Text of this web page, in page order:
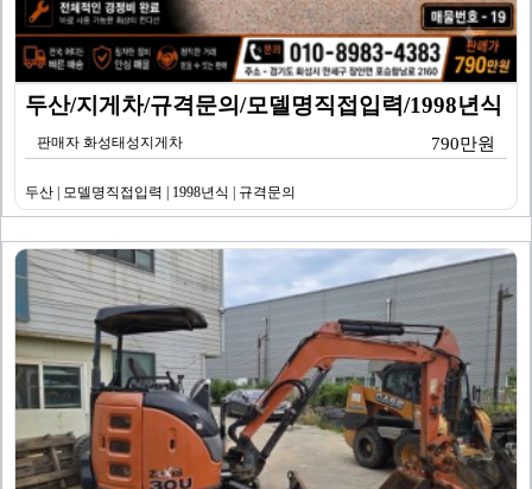
두산/지게차/규격문의/모델명직접입력/1998년식
판매자 화성태성지게차 790만원
두산 | 모델명직접입력 | 1998년식 | 규격문의